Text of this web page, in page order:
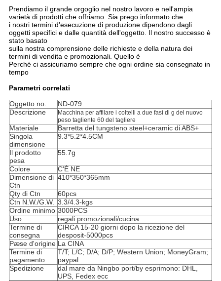
Prendiamo il grande orgoglio nel nostro lavoro e nell'ampia
varietà di prodotti che offriamo. Sia prego informato che
i nostri termini d'esecuzione di produzione dipendono dagli
oggetti specifici e dalle quantità dell'oggetto. Il nostro successo è
stato basato
sulla nostra comprensione delle richieste e della natura dei
termini di vendita e promozionali. Quello è
Perché ci assicuriamo sempre che ogni ordine sia consegnato in
tempo
Parametri correlati
Oggetto no.
ND-079
Descrizione
Macchina per affilare i coltelli a due fasi di g del nuovo
peso tagliente 60 del tagliere
Materiale
Barretta del tungsteno steel+ceramic di ABS+
Singola
dimensione
9.3*5.2*4.5CM
Il prodotto
pesa
55.7g
Colore
C'È NE
Dimensione di
Ctn
410*350*365mm
Qty di Ctn
60pcs
Ctn N.W./G.W. 3.3/4.3-kgs
Ordine minimo 3000PCS
Uso
regali promozionali/cucina
Termine di
consegna
CIRCA 15-20 giorni dopo la ricezione del
desposit-5000pcs
Pæse d'origine La CINA
Termine di
pagamento
T/T; L/C; D/A; D/P; Western Union; MoneyGram;
paypal
Spedizione
dal mare da Ningbo port/by esprimono: DHL,
UPS, Fedex ecc